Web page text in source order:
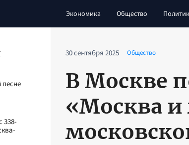
Экономика Общество
песне
338-
30 сентября 2025 Общество
В Москве
«Москва и